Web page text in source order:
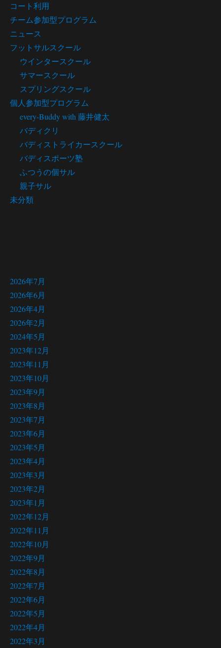
コート利用
チーム参加型プログラム
ニュース
フットサルスクール
ウインタースクール
サマースクール
スプリングスクール
個人参加型プログラム
every-Buddy with 藤井健太
バディクリ
バディストライカースクール
バディスポーツ塾
ふつうの個サル
親子サル
未分類
2026年7月
2026年6月
2026年4月
2026年2月
2024年5月
2023年12月
2023年11月
2023年10月
2023年9月
2023年8月
2023年7月
2023年6月
2023年5月
2023年4月
2023年3月
2023年2月
2023年1月
2022年12月
2022年11月
2022年10月
2022年9月
2022年8月
2022年7月
2022年6月
2022年5月
2022年4月
2022年3月